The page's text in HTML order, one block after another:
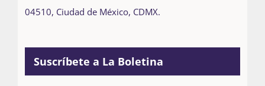
04510, Ciudad de México, CDMX.
Suscríbete a La Boletina